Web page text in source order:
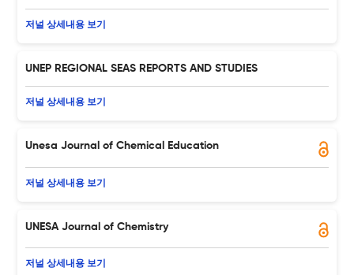
저널 상세내용 보기
UNEP REGIONAL SEAS REPORTS AND STUDIES
저널 상세내용 보기
Unesa Journal of Chemical Education
저널 상세내용 보기
UNESA Journal of Chemistry
저널 상세내용 보기